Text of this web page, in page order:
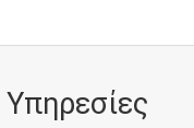
Υπηρεσίες